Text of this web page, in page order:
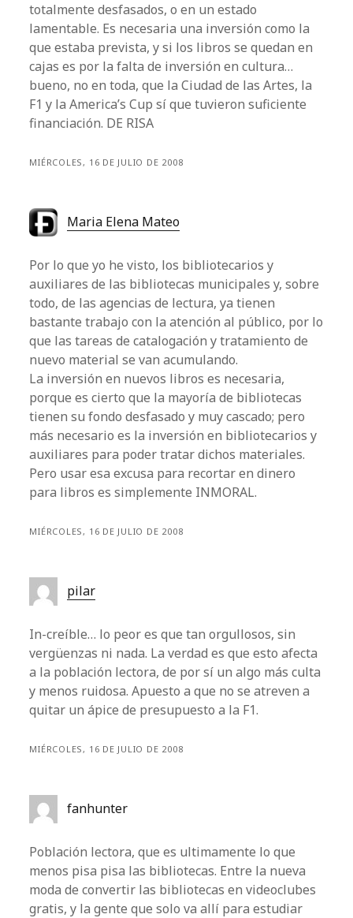
totalmente desfasados, o en un estado
lamentable. Es necesaria una inversión como la
que estaba prevista, y si los libros se quedan en
cajas es por la falta de inversión en cultura…
bueno, no en toda, que la Ciudad de las Artes, la
F1 y la America’s Cup sí que tuvieron suficiente
financiación. DE RISA
MIÉRCOLES, 16 DE JULIO DE 2008
Maria Elena Mateo
Por lo que yo he visto, los bibliotecarios y
auxiliares de las bibliotecas municipales y, sobre
todo, de las agencias de lectura, ya tienen
bastante trabajo con la atención al público, por lo
que las tareas de catalogación y tratamiento de
nuevo material se van acumulando.
La inversión en nuevos libros es necesaria,
porque es cierto que la mayoría de bibliotecas
tienen su fondo desfasado y muy cascado; pero
más necesario es la inversión en bibliotecarios y
auxiliares para poder tratar dichos materiales.
Pero usar esa excusa para recortar en dinero
para libros es simplemente INMORAL.
MIÉRCOLES, 16 DE JULIO DE 2008
pilar
In-creíble… lo peor es que tan orgullosos, sin
vergüenzas ni nada. La verdad es que esto afecta
a la población lectora, de por sí un algo más culta
y menos ruidosa. Apuesto a que no se atreven a
quitar un ápice de presupuesto a la F1.
MIÉRCOLES, 16 DE JULIO DE 2008
fanhunter
Población lectora, que es ultimamente lo que
menos pisa pisa las bibliotecas. Entre la nueva
moda de convertir las bibliotecas en videoclubes
gratis, y la gente que solo va allí para estudiar